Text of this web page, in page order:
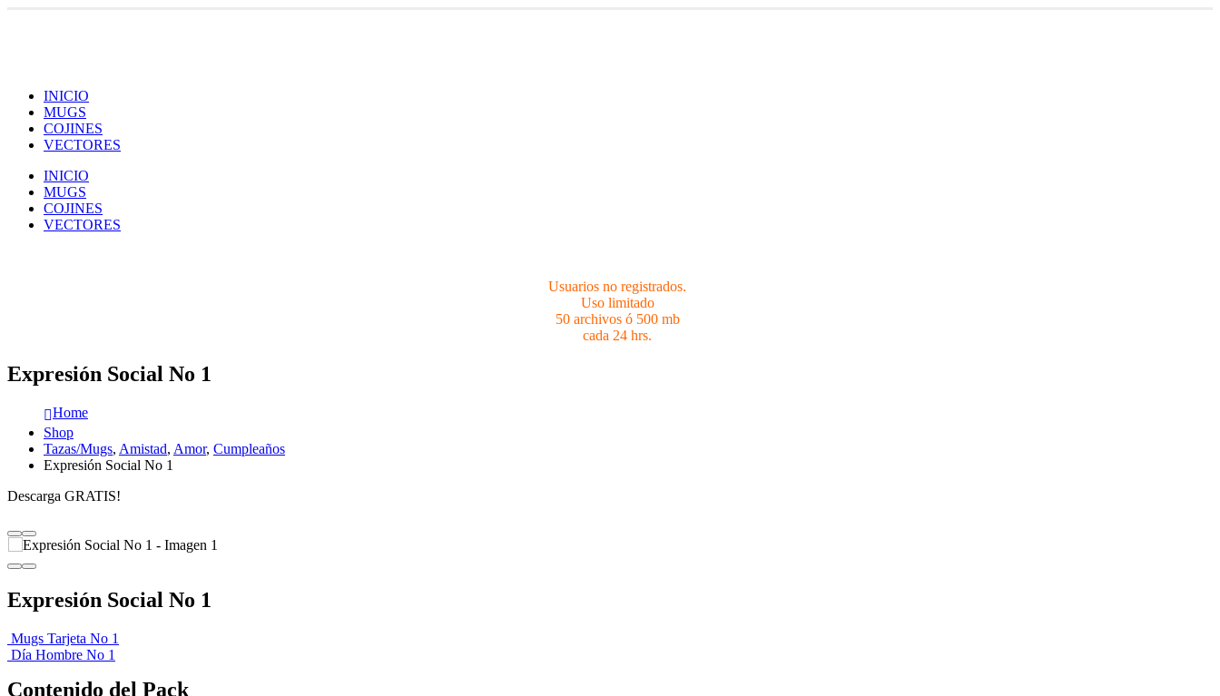
INICIO
MUGS
COJINES
VECTORES
INICIO
MUGS
COJINES
VECTORES
Usuarios no registrados.
Uso limitado
50 archivos ó 500 mb
cada 24 hrs.
Expresión Social No 1
Home
Shop
Tazas/Mugs, Amistad, Amor, Cumpleaños
Expresión Social No 1
Descarga GRATIS!
Expresión Social No 1
Mugs Tarjeta No 1
Día Hombre No 1
Contenido del Pack